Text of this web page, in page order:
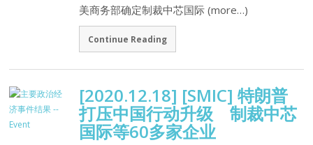
美商务部确定制裁中芯国际 (more…)
Continue Reading
[2020.12.18] [SMIC] 特朗普
打压中国行动升级 制裁中芯
国际等60多家企业